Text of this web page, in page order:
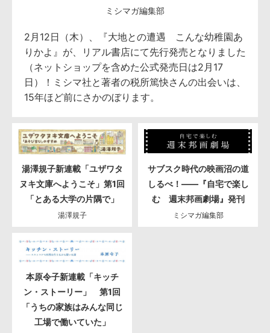
ミシマガ編集部
2月12日（木）、『大地との遭遇 こんな幼稚園あ
りかよ』が、リアル書店にて先行発売となりました
（ネットショップを含めた公式発売日は2月17
日）！ミシマ社と著者の税所篤快さんの出会いは、
15年ほど前にさかのぼります。
湯澤規子新連載「ユザワタ
ヌキ文庫へようこそ」第1回
「とある大学の片隅で」
湯澤規子
サブスク時代の映画沼の道
しるべ！――『自宅で楽し
む 週末邦画劇場』発刊
ミシマガ編集部
本原令子新連載「キッチ
ン・ストーリー」 第1回
「うちの家族はみんな同じ
工場で働いていた」